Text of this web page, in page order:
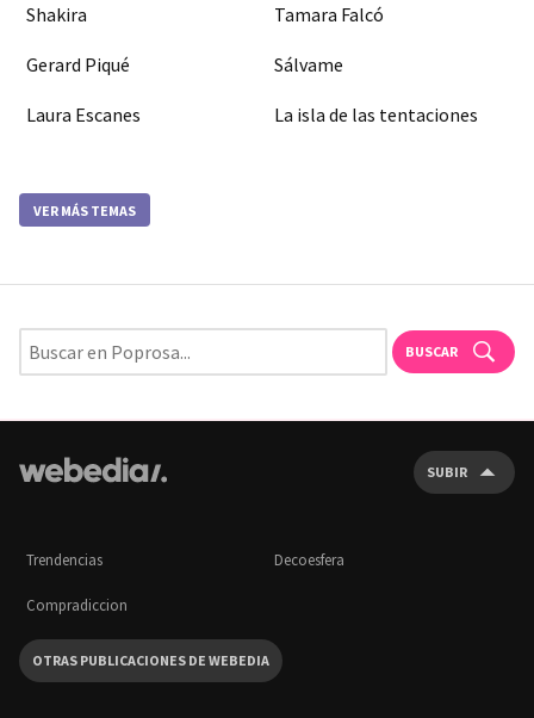
Shakira Tamara Falcó
Gerard Piqué Sálvame
Laura Escanes La isla de las tentaciones
VER MÁS TEMAS
BUSCAR
SUBIR
Trendencias Decoesfera
Compradiccion
OTRAS PUBLICACIONES DE WEBEDIA